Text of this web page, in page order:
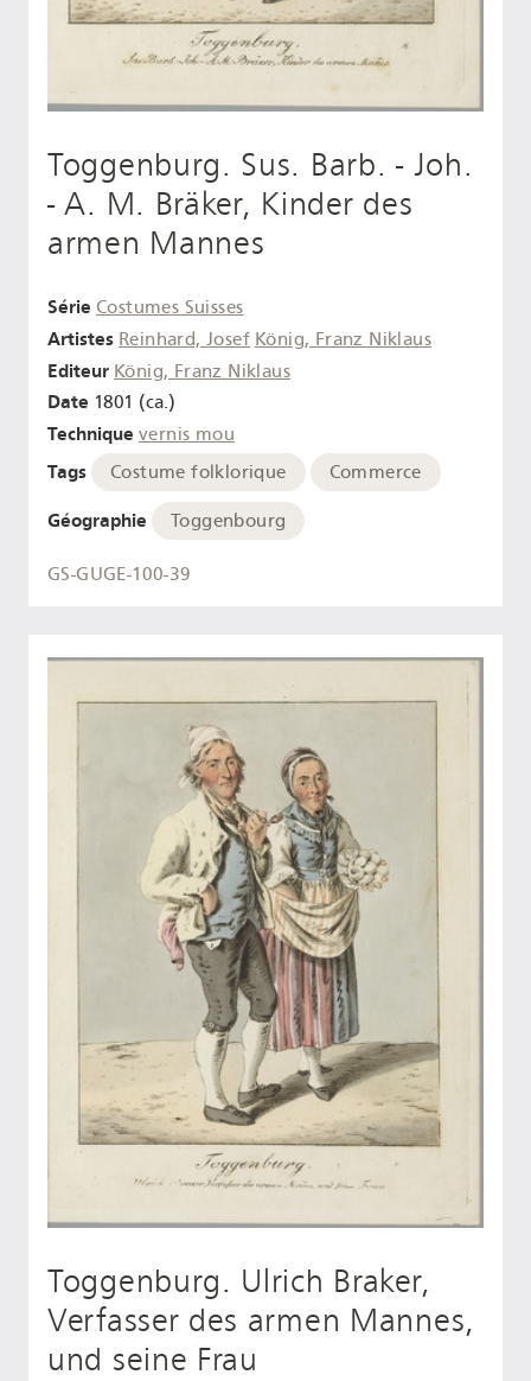
Toggenburg. Sus. Barb. - Joh.
- A. M. Bräker, Kinder des
armen Mannes
Série Costumes Suisses
Artistes Reinhard, Josef König, Franz Niklaus
Editeur König, Franz Niklaus
Date 1801 (ca.)
Technique vernis mou
Tags Costume folklorique Commerce
Géographie Toggenbourg
GS-GUGE-100-39
Toggenburg. Ulrich Braker,
Verfasser des armen Mannes,
und seine Frau